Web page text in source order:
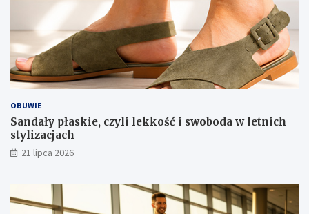
OBUWIE
Sandały płaskie, czyli lekkość i swoboda w letnich
stylizacjach
21 lipca 2026